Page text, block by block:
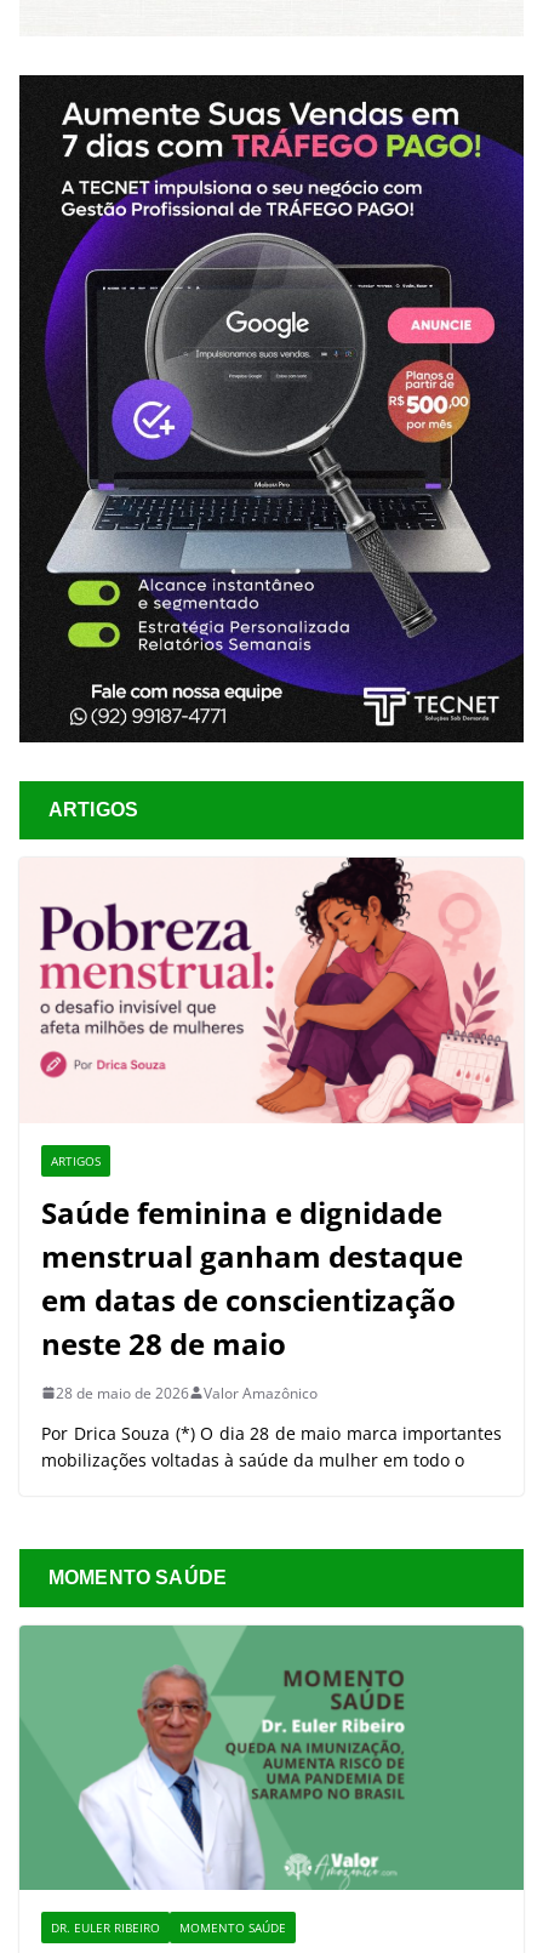
ARTIGOS
ARTIGOS
Saúde feminina e dignidade
menstrual ganham destaque
em datas de conscientização
neste 28 de maio
28 de maio de 2026 Valor Amazônico
Por Drica Souza (*) O dia 28 de maio marca importantes
mobilizações voltadas à saúde da mulher em todo o
MOMENTO SAÚDE
DR. EULER RIBEIRO MOMENTO SAÚDE